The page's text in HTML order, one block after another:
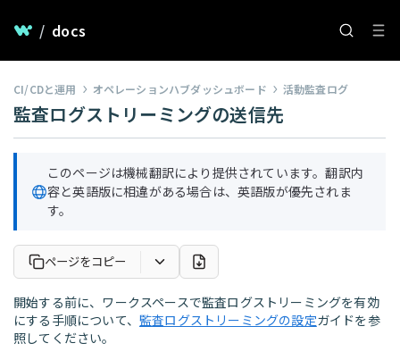
/ docs
CI/CDと運用 オペレーションハブダッシュボード 活動監査ログ
監査ログストリーミングの送信先
このページは機械翻訳により提供されています。翻訳内
容と英語版に相違がある場合は、英語版が優先されま
す。
ページをコピー
開始する前に、ワークスペースで監査ログストリーミングを有効
にする手順について、 監査ログストリーミングの設定ガイドを参
照してください。